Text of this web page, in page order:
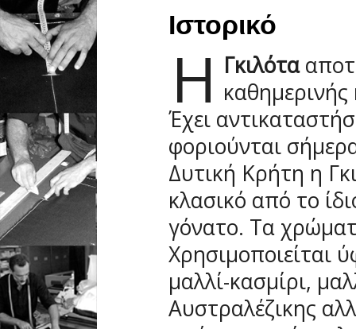
Ιστορικό
H Γκιλότα
Έχει
φοριούνται
Δυτική Κρήτη η
κλασικό από το
γόνατο. Τα
Χρησιμοποιείται
μαλλί-κασμίρι,
Αυστραλέζικης